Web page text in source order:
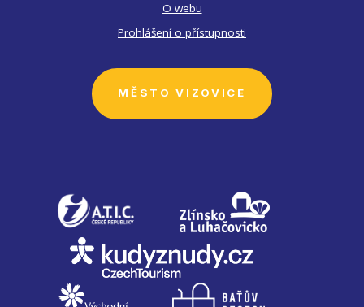
O webu
Prohlášení o přístupnosti
MĚSTO VIZOVICE